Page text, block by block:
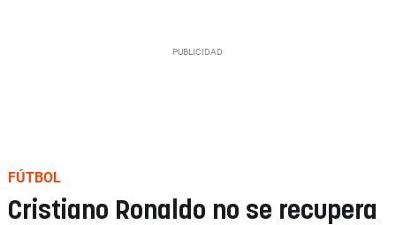
FÚTBOL
Cristiano Ronaldo no se recupera